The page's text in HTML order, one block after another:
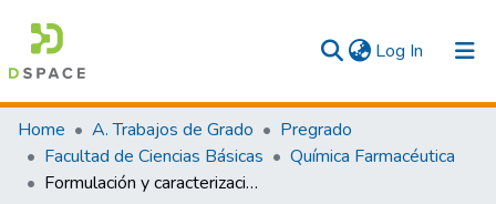
Log In (current)
Communities & Collections
Home A. Trabajos de Grado
Pregrado
Facultad de Ciencias Básicas
Química Farmacéutica
Formulación y caracterización preliminar de gomas comestibles con cannabidiol (CBD) como apoyo en el manejo del síndrome premenstrual en mujeres jóvenes